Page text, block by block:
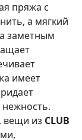
пряжа с
а мягкий
заметным
имеет
вещи из CLUB